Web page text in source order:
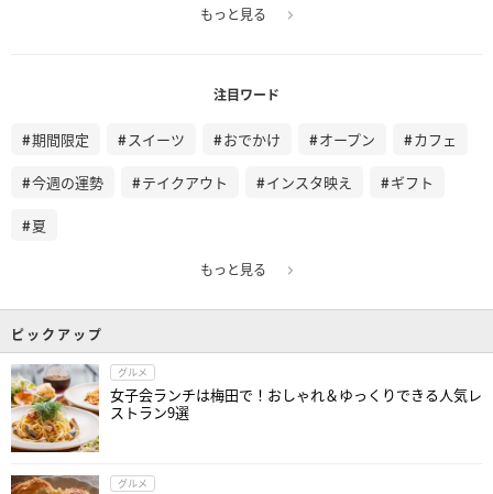
もっと見る
注目ワード
期間限定 スイーツ おでかけ オープン カフェ
今週の運勢 テイクアウト インスタ映え ギフト
夏
もっと見る
ピックアップ
グルメ
女子会ランチは梅田で！おしゃれ＆ゆっくりできる人気レ
ストラン9選
グルメ